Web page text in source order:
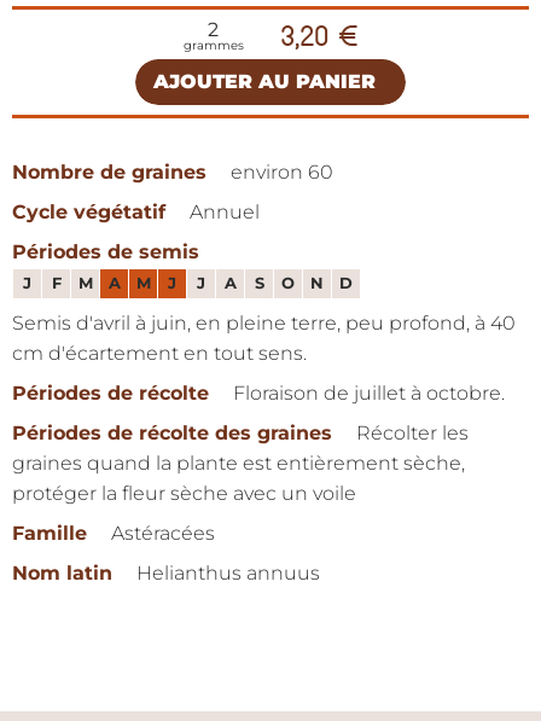
2
grammes 3,20 €
AJOUTER AU PANIER
Nombre de graines
environ 60
Cycle végétatif
Annuel
Périodes de semis
J F M A M J J A S O N D
Semis d'avril à juin, en pleine terre, peu profond, à 40
cm d'écartement en tout sens.
Périodes de récolte
Floraison de juillet à octobre.
Périodes de récolte des graines
Récolter les
graines quand la plante est entièrement sèche,
protéger la fleur sèche avec un voile
Famille
Astéracées
Nom latin
Helianthus annuus